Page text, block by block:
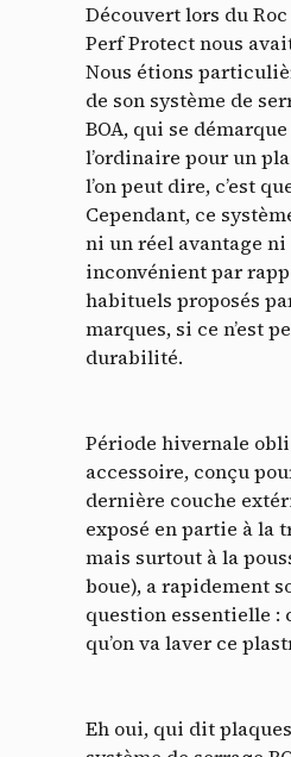
Découvert lors du Roc
Perf Protect nous
Nous étions
de son système de
BOA, qui se
l’ordinaire pour un
l’on peut dire, c’est
Cependant, ce
ni un réel avantage
inconvénient par
habituels proposés
marques, si ce n’est
durabilité.
Période hivernale
accessoire, conçu
dernière couche
exposé en partie à la
mais surtout à la
boue), a rapidement
question essentielle :
qu’on va laver ce
Eh oui, qui dit